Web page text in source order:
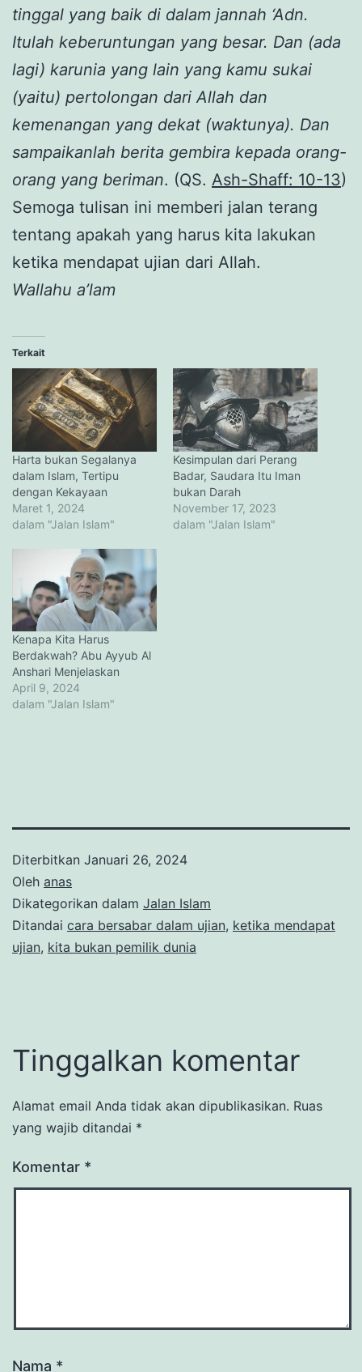
tinggal yang baik di dalam jannah ‘Adn.
Itulah keberuntungan yang besar. Dan (ada
lagi) karunia yang lain yang kamu sukai
(yaitu) pertolongan dari Allah dan
kemenangan yang dekat (waktunya). Dan
sampaikanlah berita gembira kepada orang-
orang yang beriman. (QS. Ash-Shaff: 10-13)
Semoga tulisan ini memberi jalan terang
tentang apakah yang harus kita lakukan
ketika mendapat ujian dari Allah.
Wallahu a’lam
Terkait
Harta bukan Segalanya
dalam Islam, Tertipu
dengan Kekayaan
Maret 1, 2024
dalam "Jalan Islam"
Kesimpulan dari Perang
Badar, Saudara Itu Iman
bukan Darah
November 17, 2023
dalam "Jalan Islam"
Kenapa Kita Harus
Berdakwah? Abu Ayyub Al
Anshari Menjelaskan
April 9, 2024
dalam "Jalan Islam"
Diterbitkan Januari 26, 2024
Oleh anas
Dikategorikan dalam Jalan Islam
Ditandai cara bersabar dalam ujian, ketika mendapat
ujian, kita bukan pemilik dunia
Tinggalkan komentar
Alamat email Anda tidak akan dipublikasikan. Ruas
yang wajib ditandai *
Komentar *
Nama *